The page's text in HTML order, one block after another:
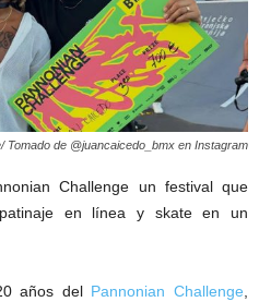
Tomado de @juancaicedo_bmx en Instagram
Challenge un festival que
en línea y skate en un
años del Pannonian Challenge